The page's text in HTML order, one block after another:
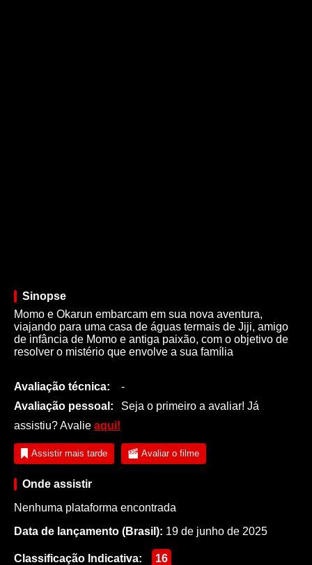
Sinopse
Momo e Okarun embarcam em sua nova aventura,
viajando para uma casa de águas termais de Jiji, amigo
de infância de Momo e antiga paixão, com o objetivo de
resolver o mistério que envolve a sua família
Avaliação técnica:
-
Avaliação pessoal:
Seja o primeiro a avaliar! Já
assistiu? Avalie aqui!
Assistir mais tarde Avaliar o filme
Onde assistir
Nenhuma plataforma encontrada
Data de lançamento (Brasil): 19 de junho de 2025
Classificação Indicativa: 16